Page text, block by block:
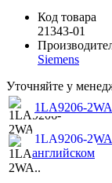
Код товара
21343-01
Siemens
Уточняйте у
1LA9206-
1LA9206-
английском